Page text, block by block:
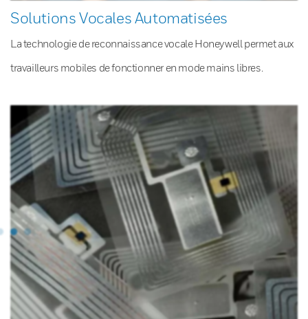
Solutions Vocales Automatisées
La technologie de reconnaissance vocale Honeywell permet aux
travailleurs mobiles de fonctionner en mode mains libres.